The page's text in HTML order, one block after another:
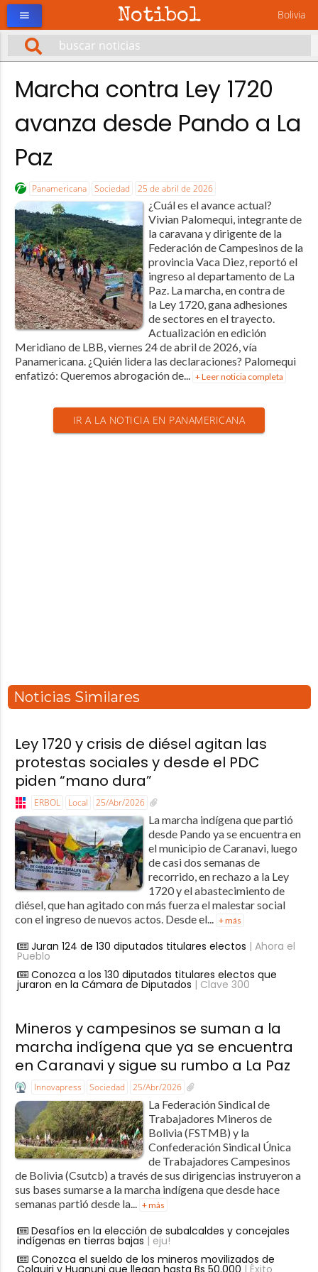
Notibol Bolivia
menu
Marcha contra Ley 1720
avanza desde Pando a La
Paz
Panamericana Sociedad 25 de abril de 2026
¿Cuál es el avance actual?
Vivian Palomequi, integrante de
la caravana y dirigente de la
Federación de Campesinos de la
provincia Vaca Diez, reportó el
ingreso al departamento de La
Paz. La marcha, en contra de
la Ley 1720, gana adhesiones
de sectores en el trayecto.
Actualización en edición
Meridiano de LBB, viernes 24 de abril de 2026, vía
Panamericana. ¿Quién lidera las declaraciones? Palomequi
enfatizó: Queremos abrogación de... + Leer noticia completa
IR A LA NOTICIA EN PANAMERICANA
Noticias Similares
Ley 1720 y crisis de diésel agitan las
protestas sociales y desde el PDC
piden “mano dura”
ERBOL Local 25/Abr/2026
La marcha indígena que partió
desde Pando ya se encuentra en
el municipio de Caranavi, luego
de casi dos semanas de
recorrido, en rechazo a la Ley
1720 y el abastecimiento de
diésel, que han agitado con más fuerza el malestar social
con el ingreso de nuevos actos. Desde el... + más
Juran 124 de 130 diputados titulares electos | Ahora el
Pueblo
Conozca a los 130 diputados titulares electos que
juraron en la Cámara de Diputados | Clave 300
Mineros y campesinos se suman a la
marcha indígena que ya se encuentra
en Caranavi y sigue su rumbo a La Paz
Innovapress Sociedad 25/Abr/2026
La Federación Sindical de
Trabajadores Mineros de
Bolivia (FSTMB) y la
Confederación Sindical Única
de Trabajadores Campesinos
de Bolivia (Csutcb) a través de sus dirigencias instruyeron a
sus bases sumarse a la marcha indígena que desde hace
semanas partió desde la...
+ más
Desafíos en la elección de subalcaldes y concejales
indígenas en tierras bajas | eju!
Conozca el sueldo de los mineros movilizados de
Colquiri y Huanuni que llegan hasta Bs 50.000 | Éxito